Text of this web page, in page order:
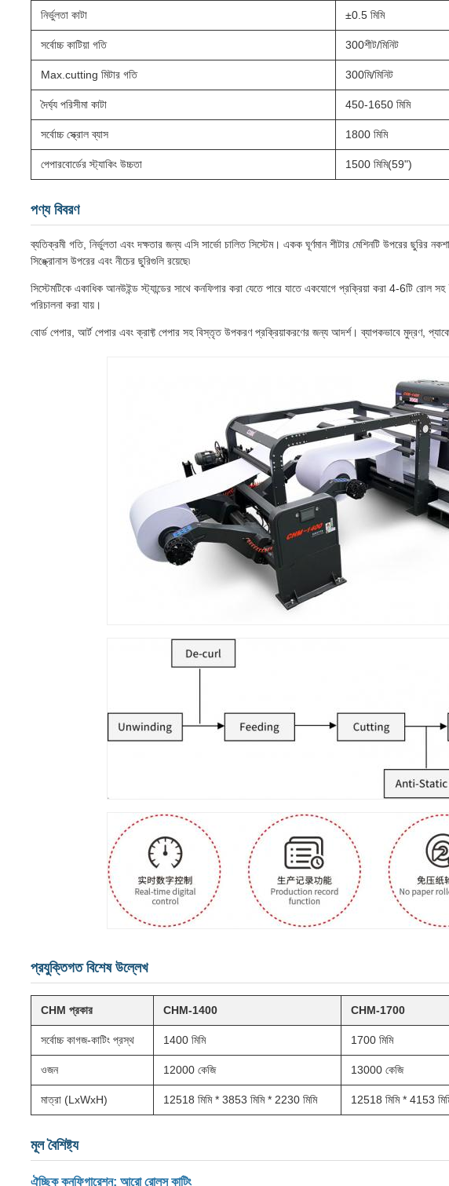
নির্ভুলতা কাটা ±0.5 মিমি
সর্বোচ্চ কাটিয়া গতি 300শীট/মিনিট
Max.cutting মিটার গতি 300মি/মিনিট
দৈর্ঘ্য পরিসীমা কাটা 450-1650 মিমি
সর্বোচ্চ স্ক্রোল ব্যাস 1800 মিমি
পেপারবোর্ডের স্ট্যাকিং উচ্চতা 1500 মিমি(59")
পণ্য বিবরণ
ব্যতিক্রমী গতি, নির্ভুলতা এবং দক্ষতার জন্য এসি সার্ভো চালিত সিস্টেম। একক ঘূর্ণমান শীটার মেশিনটি উপরের ছুরির
সিঙ্ক্রোনাস উপরের এবং নীচের ছুরিগুলি রয়েছে৷
সিস্টেমটিকে একাধিক আনউইন্ড স্ট্যান্ডের সাথে কনফিগার করা যেতে পারে যাতে একযোগে প্রক্রিয়া করা 4-6টি
পরিচালনা করা যায়।
বোর্ড পেপার, আর্ট পেপার এবং ক্রাফ্ট পেপার সহ বিস্তৃত উপকরণ প্রক্রিয়াকরণের জন্য আদর্শ। ব্যাপকভাবে মুদ্রণ,
প্রযুক্তিগত বিশেষ উল্লেখ
CHM প্রকার CHM-1400 CHM-1700
সর্বোচ্চ কাগজ-কাটিং প্রস্থ 1400 মিমি 1700 মিমি
ওজন 12000 কেজি 13000 কেজি
মাত্রা (LxWxH) 12518 মিমি * 3853 মিমি * 2230 মিমি 12518 মিমি * 4153
মূল বৈশিষ্ট্য
ঐচ্ছিক কনফিগারেশন: আরো রোলস কাটিং